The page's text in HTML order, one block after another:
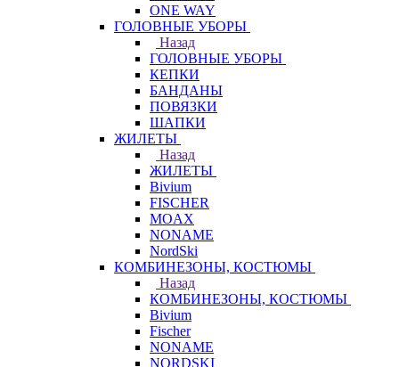
ONE WAY
ГОЛОВНЫЕ УБОРЫ
Назад
ГОЛОВНЫЕ УБОРЫ
КЕПКИ
БАНДАНЫ
ПОВЯЗКИ
ШАПКИ
ЖИЛЕТЫ
Назад
ЖИЛЕТЫ
Bivium
FISCHER
MOAX
NONAME
NordSki
КОМБИНЕЗОНЫ, КОСТЮМЫ
Назад
КОМБИНЕЗОНЫ, КОСТЮМЫ
Bivium
Fischer
NONAME
NORDSKI